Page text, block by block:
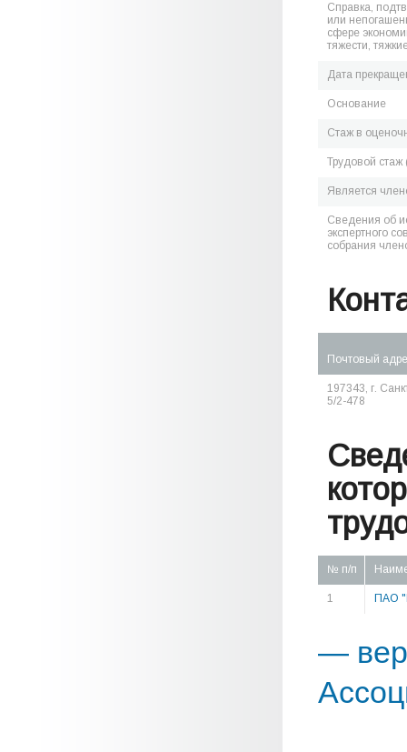
Справка,
или
сфере
тяжести,
Дата
Основание
Стаж в
Трудовой стаж
Является
Сведения об
экспертного
собрания
Почтовый
197343, г.
5/2-478
№ п/п
1 ПАО
—